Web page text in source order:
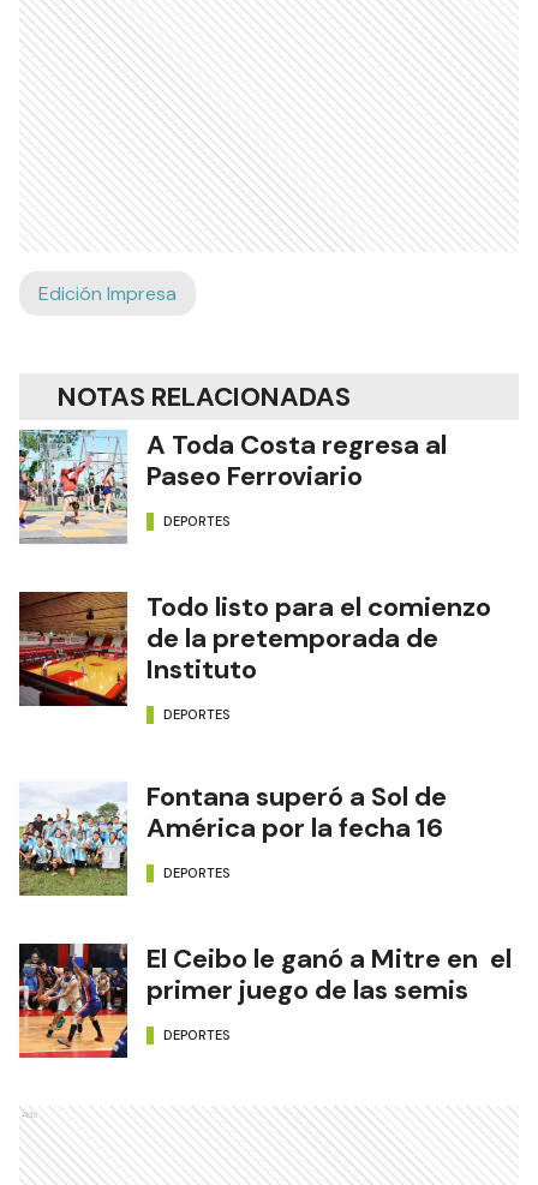
Edición Impresa
NOTAS RELACIONADAS
A Toda Costa regresa al
Paseo Ferroviario
DEPORTES
Todo listo para el comienzo
de la pretemporada de
Instituto
DEPORTES
Fontana superó a Sol de
América por la fecha 16
DEPORTES
El Ceibo le ganó a Mitre en el
primer juego de las semis
DEPORTES
Ads